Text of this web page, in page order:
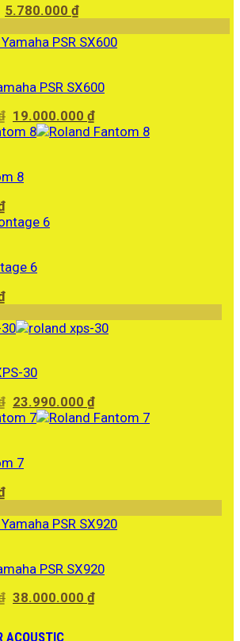
Giá
là:
5.780.000₫Giá
tại
PSR SX600
Giá
gốc
19.000.000₫Giá
hiện
8
6
30
Giá
gốc
23.990.000₫Giá
hiện
7
PSR SX920
Giá
là:
38.000.000₫Giá
ACOUSTIC